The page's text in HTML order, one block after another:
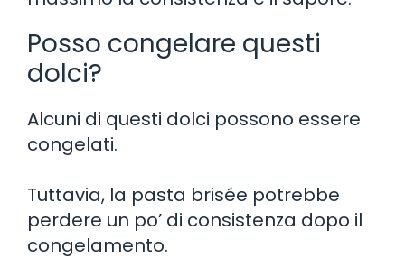
Posso congelare questi
dolci?
Alcuni di questi dolci possono essere
congelati.
Tuttavia, la pasta brisée potrebbe
perdere un po’ di consistenza dopo il
congelamento.